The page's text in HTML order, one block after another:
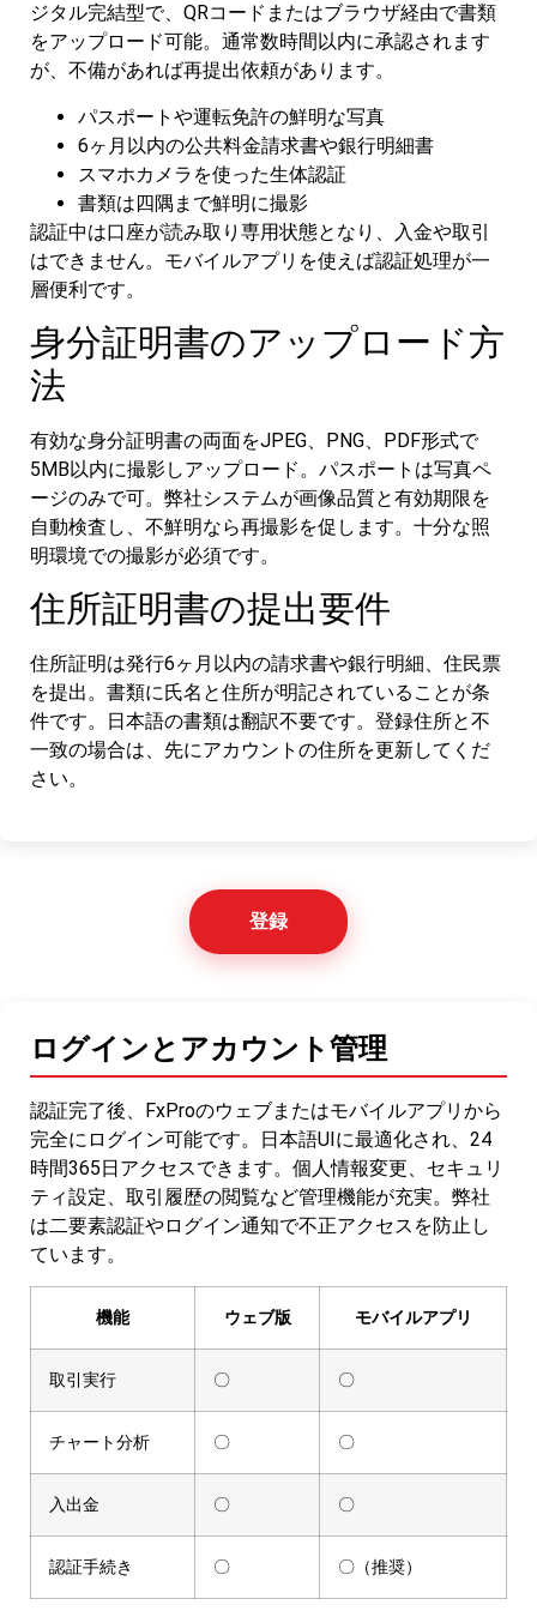
ジタル完結型で、QRコードまたはブラウザ経由で書類
をアップロード可能。通常数時間以内に承認されます
が、不備があれば再提出依頼があります。
パスポートや運転免許の鮮明な写真
6ヶ月以内の公共料金請求書や銀行明細書
スマホカメラを使った生体認証
書類は四隅まで鮮明に撮影
認証中は口座が読み取り専用状態となり、入金や取引
はできません。モバイルアプリを使えば認証処理が一
層便利です。
身分証明書のアップロード方
法
有効な身分証明書の両面をJPEG、PNG、PDF形式で
5MB以内に撮影しアップロード。パスポートは写真ペ
ージのみで可。弊社システムが画像品質と有効期限を
自動検査し、不鮮明なら再撮影を促します。十分な照
明環境での撮影が必須です。
住所証明書の提出要件
住所証明は発行6ヶ月以内の請求書や銀行明細、住民票
を提出。書類に氏名と住所が明記されていることが条
件です。日本語の書類は翻訳不要です。登録住所と不
一致の場合は、先にアカウントの住所を更新してくだ
さい。
登録
ログインとアカウント管理
認証完了後、FxProのウェブまたはモバイルアプリから
完全にログイン可能です。日本語UIに最適化され、24
時間365日アクセスできます。個人情報変更、セキュリ
ティ設定、取引履歴の閲覧など管理機能が充実。弊社
は二要素認証やログイン通知で不正アクセスを防止し
ています。
機能 ウェブ版 モバイルアプリ
取引実行 〇 〇
チャート分析 〇 〇
入出金 〇 〇
認証手続き 〇 〇（推奨）